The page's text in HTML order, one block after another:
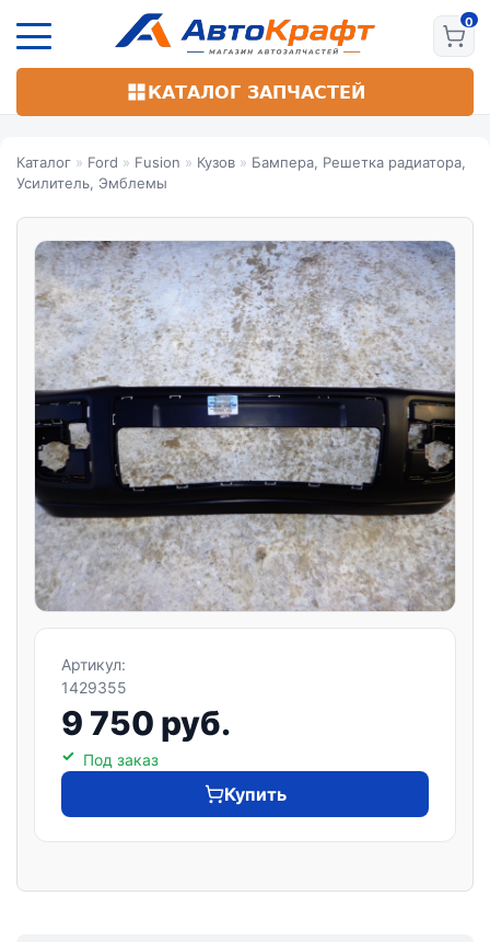
основному
КАТАЛОГ ЗАПЧАСТЕЙ
Каталог » Ford » Fusion » Кузов » Бампера, Решетка радиатора,
Усилитель, Эмблемы
Артикул:
1429355
9 750 руб.
Под заказ
Купить